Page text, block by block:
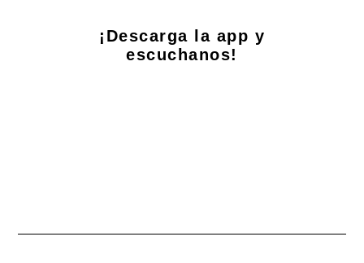
¡Descarga la app y
escuchanos!